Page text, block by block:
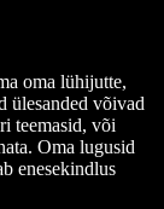
oma lühijutte,
ülesanded võivad
teemasid, või
Oma lugusid
enesekindlus